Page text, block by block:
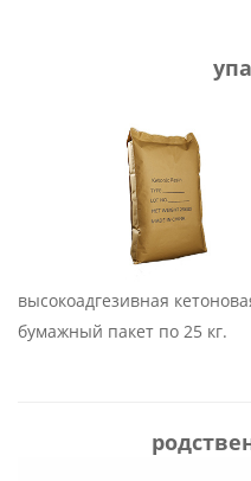
высокоадгезивная
бумажный пакет по 25 кг.